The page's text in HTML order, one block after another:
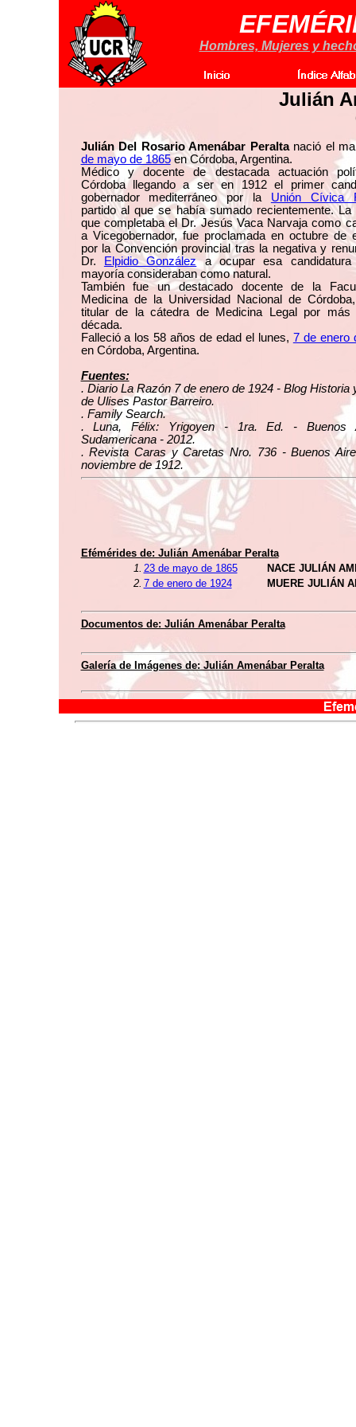
Hombres, Mujeres y
Julián
Julián Del Rosario Amenábar Peraltanació el
de mayo de 1865en Córdoba, Argentina.
Médico y docente de destacada actuación
Córdoba llegando a ser en 1912 el primer
gobernador mediterráneo por la Unión Cívica
partido al que se había sumado recientemente. La
que completaba el Dr. Jesús Vaca Narvaja como
a Vicegobernador, fue proclamada en octubre de
por la Convención provincial tras la negativa y
Dr.
Elpidio Gonzáleza ocupar esa
mayoría consideraban como natural.
También fue un destacado docente de la
Medicina de la Universidad Nacional de
titular de la cátedra de Medicina Legal por más
década.
Falleció a los 58 años de edad el lunes, 7 de enero
en Córdoba, Argentina.
Fuentes:
. Diario La Razón 7 de enero de 1924 - Blog Historia
de Ulises Pastor Barreiro.
. Family Search.
. Luna, Félix: Yrigoyen - 1ra. Ed. - Buenos
Sudamericana - 2012.
. Revista Caras y Caretas Nro. 736 - Buenos
noviembre de 1912.
Efémérides de: Julián Amenábar Peralta
1. 23 de mayo de 1865
NACE JULIÁN
2. 7 de enero de 1924 MUERE JULIÁN
Documentos de: Julián Amenábar Peralta
Galería de Imágenes de: Julián Amenábar Peralta